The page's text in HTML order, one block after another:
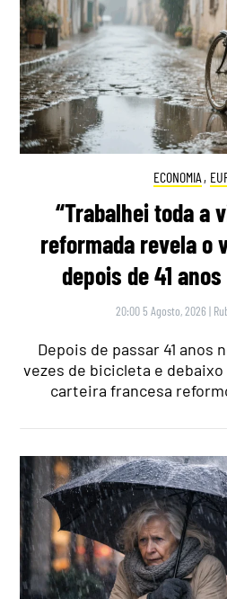
ECONOMIA ,
“Trabalhei toda a
reformada revela o
depois de 41
20:00 5 Agosto, 2026 |
Depois de passar 41 anos
vezes de bicicleta e
carteira francesa